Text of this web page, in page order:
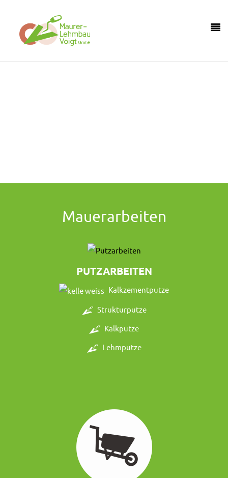
Mauerarbeiten
PUTZARBEITEN
Kalkzementputze
Strukturputze
Kalkputze
Lehmputze